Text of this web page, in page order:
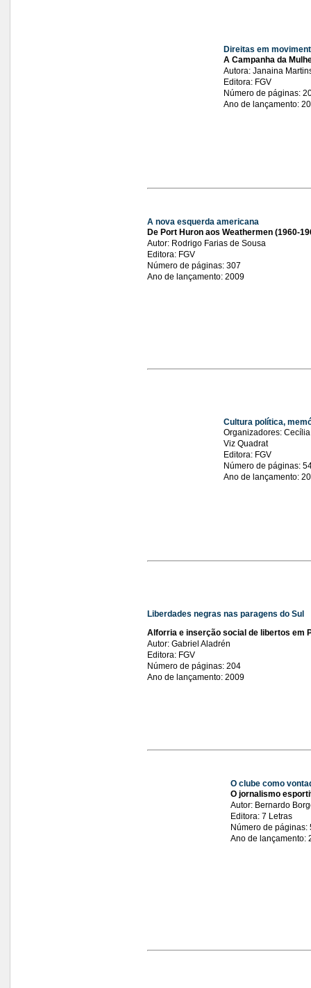
Direitas em
A Campanha da
Autora: Janaina
Editora: FGV
Número de páginas:
Ano de lançamento:
A nova esquerda americana
De Port Huron aos Weathermen (1960-
Autor: Rodrigo Farias de Sousa
Editora: FGV
Número de páginas: 307
Ano de lançamento: 2009
Cultura política,
Organizadores:
Viz Quadrat
Editora: FGV
Número de páginas:
Ano de lançamento:
Liberdades negras nas paragens do Sul
Alforria e inserção social de libertos em
Autor: Gabriel Aladrén
Editora: FGV
Número de páginas: 204
Ano de lançamento: 2009
O clube como
O jornalismo
Autor: Bernardo
Editora: 7 Letras
Número de páginas:
Ano de lançamento: